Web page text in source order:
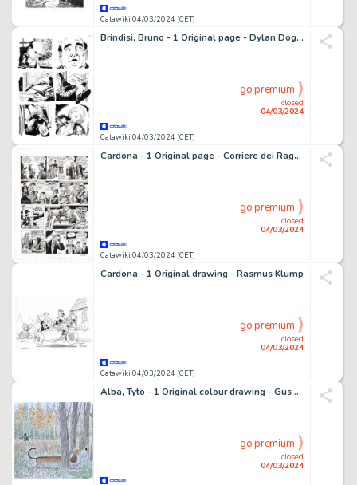
Catawiki 04/03/2024 (CET)
Brindisi, Bruno - 1 Original page - Dylan Dog #349 - "La morte non dimentica" - 2015
Catawiki 04/03/2024 (CET)
closed
04/03/2024
go premium
Cardona - 1 Original page - Corriere dei Ragazzi - n. 35 "Sulle Piste del West" - 1975
Catawiki 04/03/2024 (CET)
closed
04/03/2024
go premium
Cardona - 1 Original drawing - Rasmus Klump
Catawiki 04/03/2024 (CET)
closed
04/03/2024
go premium
Alba, Tyto - 1 Original colour drawing - Gus - 2020
closed
04/03/2024
go premium